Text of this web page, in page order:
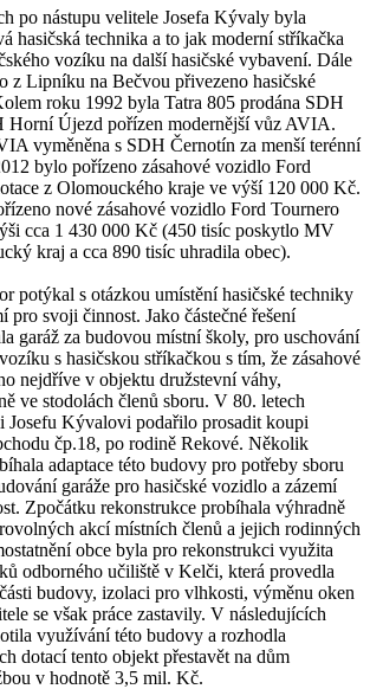
po nástupu velitele Josefa Kývaly byla
hasičská technika a to jak moderní stříkačka
vozíku na další hasičské vybavení. Dále
z Lipníku na Bečvou přivezeno hasičské
roku 1992 byla Tatra 805 prodána SDH
Horní Újezd pořízen modernější vůz AVIA.
vyměněna s SDH Černotín za menší terénní
bylo pořízeno zásahové vozidlo Ford
z Olomouckého kraje ve výší 120 000 Kč.
nové zásahové vozidlo Ford Tournero
cca 1 430 000 Kč (450 tisíc poskytlo MV
kraj a cca 890 tisíc uhradila obec).
potýkal s otázkou umístění hasičské techniky
pro svoji činnost. Jako částečné řešení
garáž za budovou místní školy, pro uschování
s hasičskou stříkačkou s tím, že zásahové
nejdříve v objektu družstevní váhy,
ve stodolách členů sboru. V 80. letech
Josefu Kývalovi podařilo prosadit koupi
čp.18, po rodině Rekové. Několik
adaptace této budovy pro potřeby sboru
garáže pro hasičské vozidlo a zázemí
Zpočátku rekonstrukce probíhala výhradně
akcí místních členů a jejich rodinných
obce byla pro rekonstrukci využita
odborného učiliště v Kelči, která provedla
budovy, izolaci pro vlhkosti, výměnu oken
se však práce zastavily. V následujících
využívání této budovy a rozhodla
dotací tento objekt přestavět na dům
v hodnotě 3,5 mil. Kč.